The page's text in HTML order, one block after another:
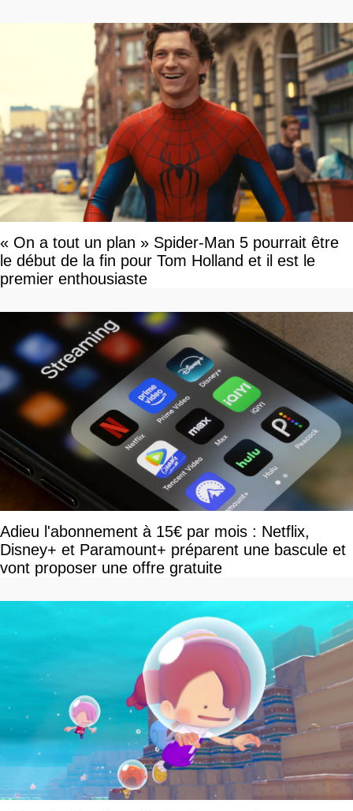
« On a tout un plan » Spider-Man 5 pourrait être
le début de la fin pour Tom Holland et il est le
premier enthousiaste
Adieu l'abonnement à 15€ par mois : Netflix,
Disney+ et Paramount+ préparent une bascule et
vont proposer une offre gratuite